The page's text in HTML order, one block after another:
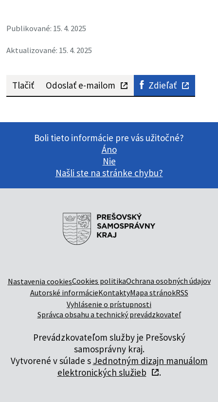
Publikované: 15. 4. 2025
Aktualizované: 15. 4. 2025
Tlačiť Odoslať e-mailom Zdieľať
Boli tieto informácie pre vás užitočné?
Áno
Nie
Našli ste na stránke chybu?
Nastavenia cookiesCookies politikaOchrana osobných údajov
Autorské informácieKontaktyMapa stránokRSS
Vyhlásenie o prístupnosti
Správca obsahu a technický prevádzkovateľ
Prevádzkovateľom služby je Prešovský
samosprávny kraj.
Vytvorené v súlade s Jednotným dizajn manuálom
elektronických služieb
.